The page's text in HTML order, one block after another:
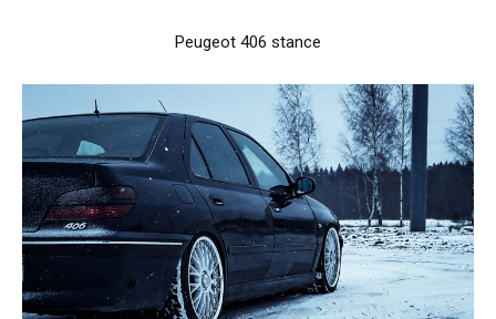
Peugeot 406 stance